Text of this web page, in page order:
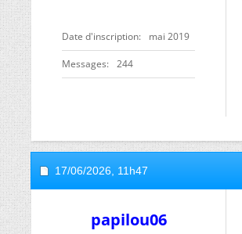
Date d'inscription mai 2019
Messages 244
17/06/2026, 11h47
papilou06